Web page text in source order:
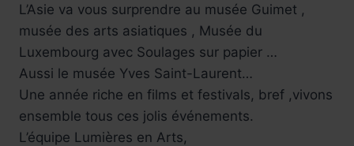
L’Asie va vous surprendre au musée Guimet ,
musée des arts asiatiques , Musée du
Luxembourg avec Soulages sur papier …
Aussi le musée Yves Saint-Laurent…
Une année riche en films et festivals, bref ,vivons
ensemble tous ces jolis événements.
L’équipe Lumières en Arts,